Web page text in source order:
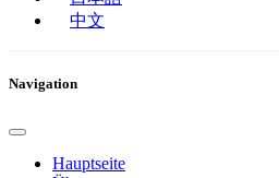
中文
Navigation
Hauptseite